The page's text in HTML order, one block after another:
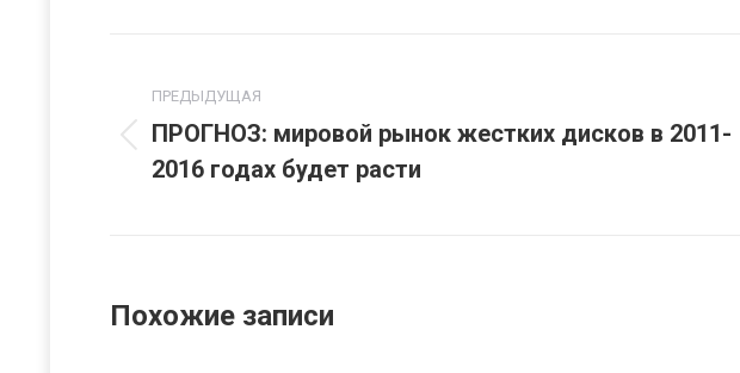
по
записям
ПРЕДЫДУЩАЯ
Предыдущая
запись:
ПРОГНОЗ: мировой рынок жестких дисков в 2011-
2016 годах будет расти
Похожие записи